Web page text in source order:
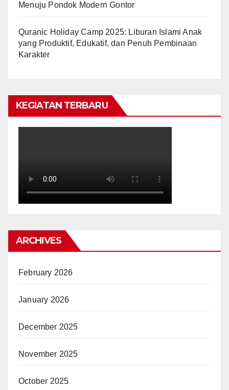
Menuju Pondok Modern Gontor
Quranic Holiday Camp 2025: Liburan Islami Anak
yang Produktif, Edukatif, dan Penuh Pembinaan
Karakter
KEGIATAN TERBARU
ARCHIVES
February 2026
January 2026
December 2025
November 2025
October 2025